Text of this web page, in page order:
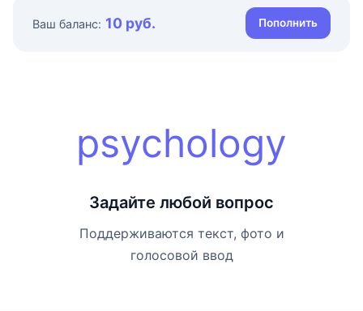
Ваш баланс: 10 руб. Пополнить
psychology
Задайте любой вопрос
Поддерживаются текст, фото и
голосовой ввод